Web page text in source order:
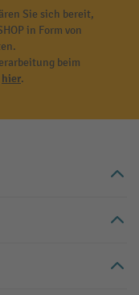
Sie sich bereit,
in Form von
beim
hier.